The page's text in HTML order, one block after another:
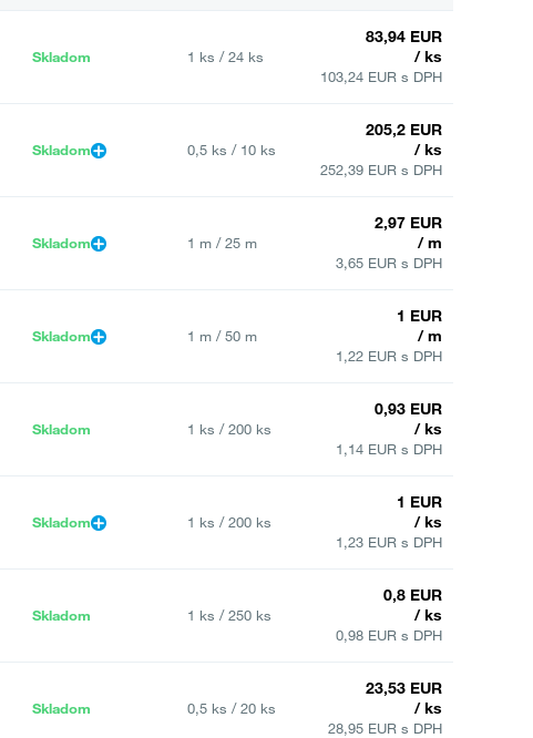
Skladom 1 ks / 24 ks
83,94 EUR
/ ks
103,24 EUR s DPH
Skladom 0,5 ks / 10 ks
205,2 EUR
/ ks
252,39 EUR s DPH
Skladom 1 m / 25 m
2,97 EUR
/ m
3,65 EUR s DPH
Skladom 1 m / 50 m
1 EUR
/ m
1,22 EUR s DPH
Skladom 1 ks / 200 ks
0,93 EUR
/ ks
1,14 EUR s DPH
Skladom 1 ks / 200 ks
1 EUR
/ ks
1,23 EUR s DPH
Skladom 1 ks / 250 ks
0,8 EUR
/ ks
0,98 EUR s DPH
Skladom 0,5 ks / 20 ks
23,53 EUR
/ ks
28,95 EUR s DPH